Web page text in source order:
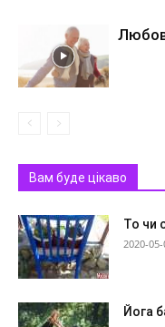
Вам буде цікаво
То чи
2020-
Йога